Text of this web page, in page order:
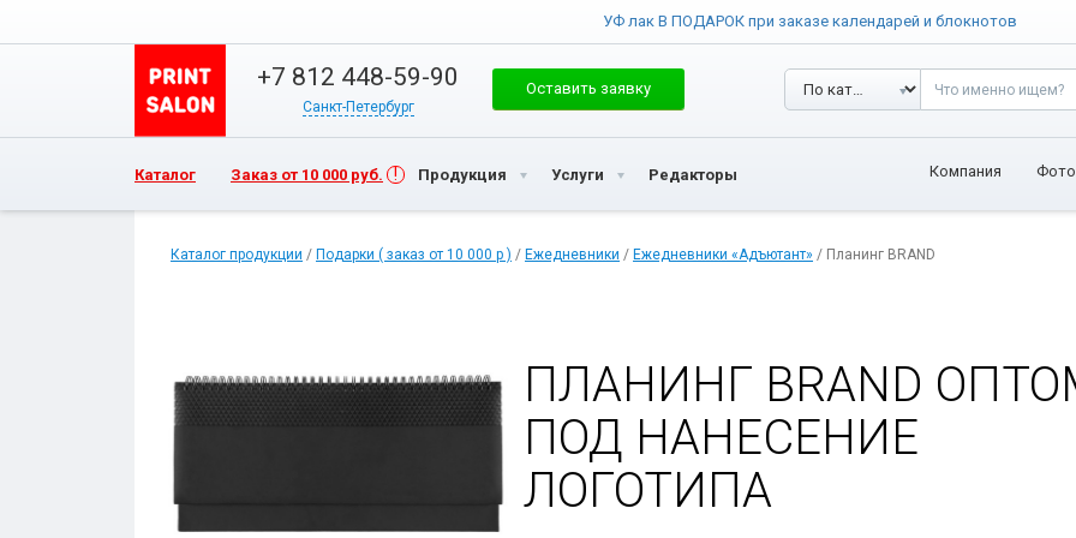
УФ лак В ПОДАРОК при заказе календарей и блокнотов
+7 812 448-59-90
Санкт-Петербург
Оставить заявку
Каталог Заказ от 10 000 руб. Продукция Услуги Редакторы Компания
Каталог продукции / Подарки ( заказ от 10 000 р ) / Ежедневники / Ежедневники «Адъютант» / Планинг BRAND
ПЛАНИНГ BRAND
ПОД НАНЕСЕНИЕ
ЛОГОТИПА